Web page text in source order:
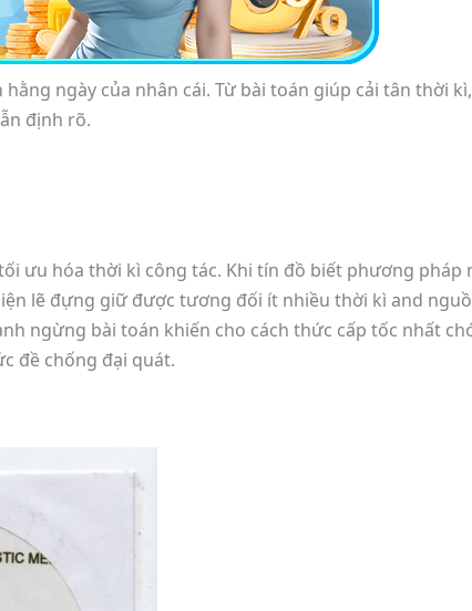
ngày của nhân cái. Từ bài toán giúp cải tân thời
định rõ.
ưu hóa thời kì công tác. Khi tín đồ biết phương pháp
lẽ đựng giữ được tương đối ít nhiều thời kì and
ngừng bài toán khiến cho cách thức cấp tốc nhất
đề chống đại quát.